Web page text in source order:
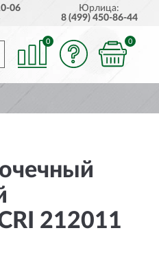
ПОЛНЫЙ
06
Юрлица:
8 (499) 450-86-44
0 0
212011